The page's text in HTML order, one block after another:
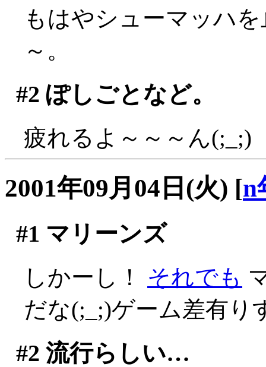
もはやシューマッハ
～。
#2 ぽしごとなど。
疲れるよ～～～ん(;_;)
2001年09月04日(火) [n
#1 マリーンズ
しかーし！ それでも
だな(;_;)ゲーム差有
#2 流行らしい…